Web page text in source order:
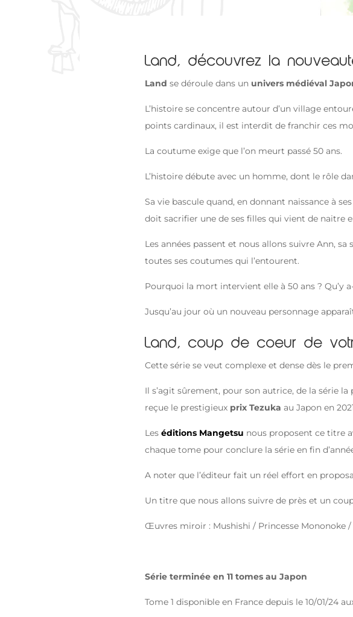
Land, découvrez la
Land se déroule dans un univers médiéval
L’histoire se concentre autour d’un village
points cardinaux, il est interdit de franchir ces
La coutume exige que l’on meurt passé 50 ans.
L’histoire débute avec un homme, dont le rôle
Sa vie bascule quand, en donnant naissance à
doit sacrifier une de ses filles qui vient de naitre
Les années passent et nous allons suivre Ann,
toutes ses coutumes qui l’entourent.
Pourquoi la mort intervient elle à 50 ans ? Qu’y
Jusqu’au jour où un nouveau personnage
Land, coup de coeur de
Cette série se veut complexe et dense dès le
Il s’agit sûrement, pour son autrice, de la série
reçue le prestigieux prix Tezuka au Japon en
Les éditions Mangetsu nous proposent ce titre
chaque tome pour conclure la série en fin
A noter que l’éditeur fait un réel effort en
Un titre que nous allons suivre de près et un
Œuvres miroir : Mushishi / Princesse Mononoke /
Série terminée en 11 tomes au Japon
Tome 1 disponible en France depuis le 10/01/24